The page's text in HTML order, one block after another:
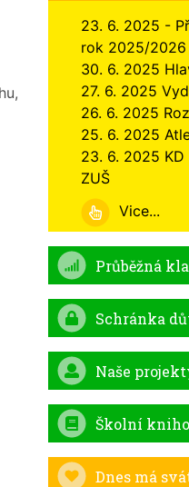
23. 6. 2025 -
rok 2025/2026
30. 6. 2025
27. 6. 2025
26. 6. 2025
25. 6. 2025
23. 6. 2025
ZUŠ
Vice...
Průběžná
Schránka
Naše
Školní
Dnes má